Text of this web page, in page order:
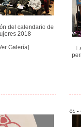
del calendario de
2018
Galería]
01 -